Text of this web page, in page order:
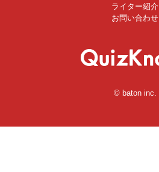
ライター紹介
お問い合わせ
© baton inc.